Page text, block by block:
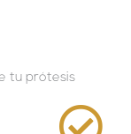
tu prótesis